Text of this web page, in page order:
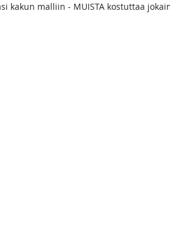
kakun malliin - MUISTA kostuttaa